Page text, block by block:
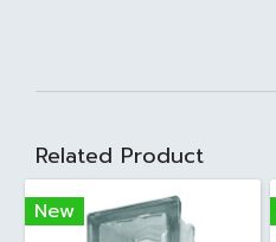
Related Product
New